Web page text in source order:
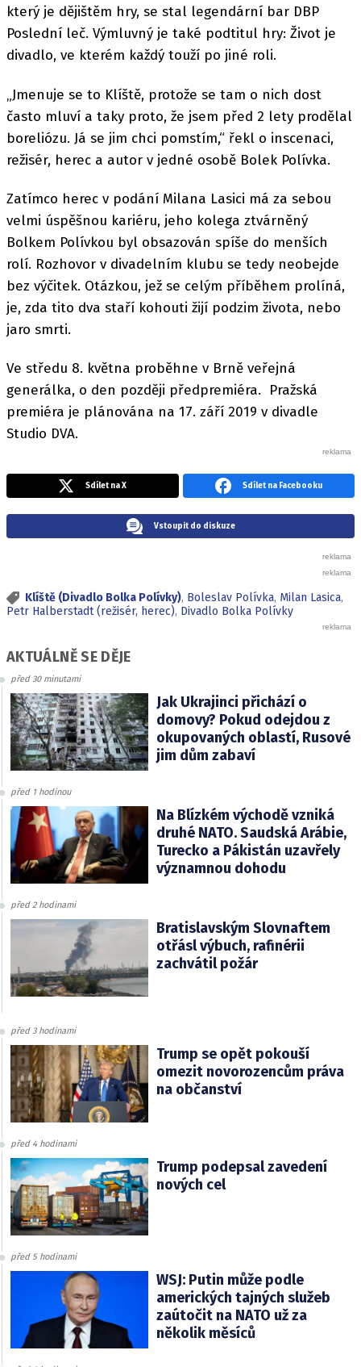
který je dějištěm hry, se stal legendární bar DBP
Poslední leč. Výmluvný je také podtitul hry: Život je
divadlo, ve kterém každý touží po jiné roli.
„Jmenuje se to Klíště, protože se tam o nich dost
často mluví a taky proto, že jsem před 2 lety prodělal
boreliózu. Já se jim chci pomstím,“ řekl o inscenaci,
režisér, herec a autor v jedné osobě Bolek Polívka.
Zatímco herec v podání Milana Lasici má za sebou
velmi úspěšnou kariéru, jeho kolega ztvárněný
Bolkem Polívkou byl obsazován spíše do menších
rolí. Rozhovor v divadelním klubu se tedy neobejde
bez výčitek. Otázkou, jež se celým příběhem prolíná,
je, zda tito dva staří kohouti žijí podzim života, nebo
jaro smrti.
Ve středu 8. května proběhne v Brně veřejná
generálka, o den později předpremiéra. Pražská
premiéra je plánována na 17. září 2019 v divadle
Studio DVA.
Sdílet na X Sdílet na Facebooku
Vstoupit do diskuze
Klíště (Divadlo Bolka Polívky), Boleslav Polívka, Milan Lasica,
Petr Halberstadt (režisér, herec), Divadlo Bolka Polívky
AKTUÁLNĚ SE DĚJE
před 30 minutami
Jak Ukrajinci přichází o
domovy? Pokud odejdou z
okupovaných oblastí, Rusové
jim dům zabaví
před 1 hodinou
Na Blízkém východě vzniká
druhé NATO. Saudská Arábie,
Turecko a Pákistán uzavřely
významnou dohodu
před 2 hodinami
Bratislavským Slovnaftem
otřásl výbuch, rafinérii
zachvátil požár
před 3 hodinami
Trump se opět pokouší
omezit novorozencům práva
na občanství
před 4 hodinami
Trump podepsal zavedení
nových cel
před 5 hodinami
WSJ: Putin může podle
amerických tajných služeb
zaútočit na NATO už za
několik měsíců